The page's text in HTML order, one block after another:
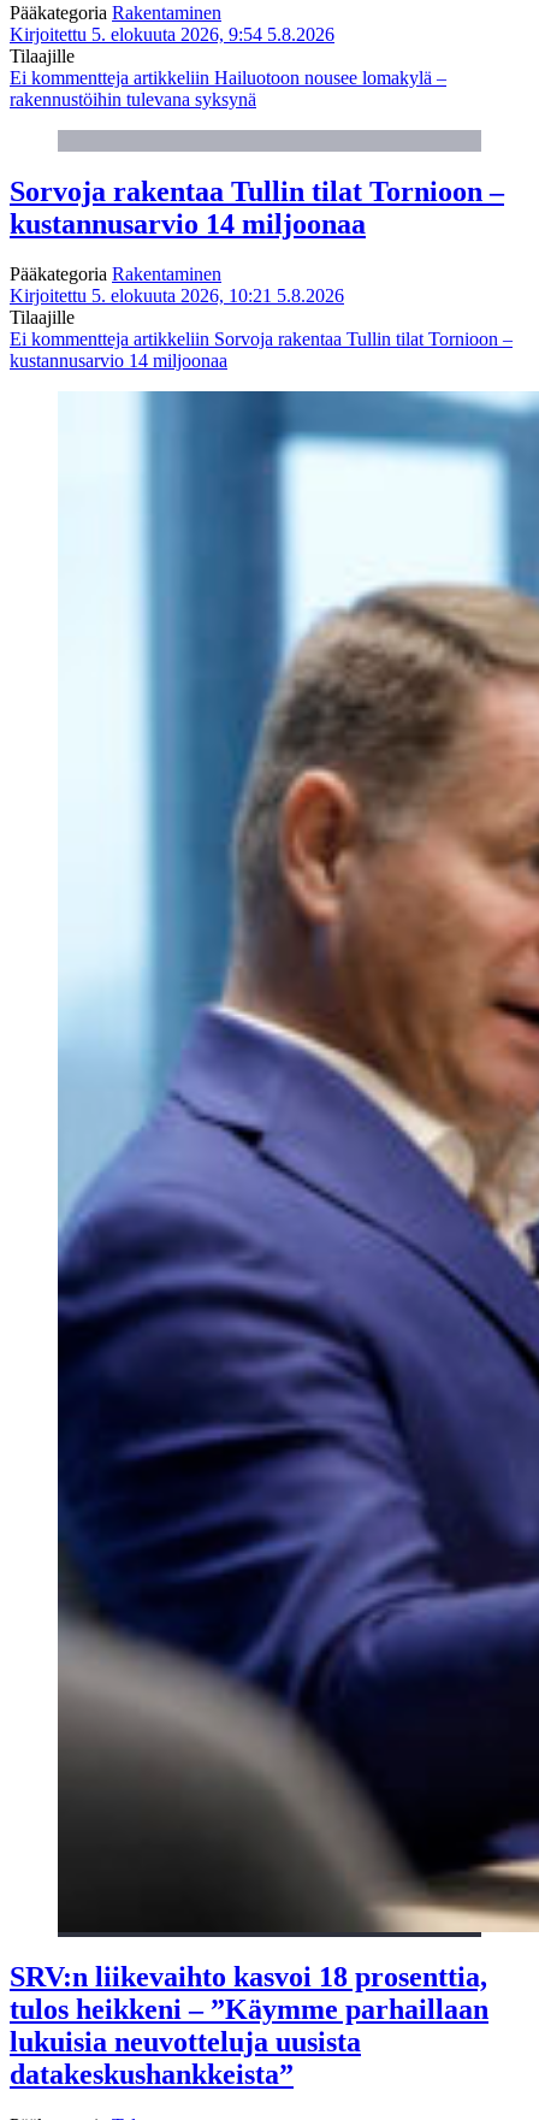
Pääkategoria Rakentaminen
Kirjoitettu 5. elokuuta 2026, 9:54 5.8.2026
Tilaajille
Ei kommentteja artikkeliin Hailuotoon nousee lomakylä –
rakennustöihin tulevana syksynä
Sorvoja rakentaa Tullin tilat Tornioon –
kustannusarvio 14 miljoonaa
Pääkategoria Rakentaminen
Kirjoitettu 5. elokuuta 2026, 10:21 5.8.2026
Tilaajille
Ei kommentteja artikkeliin Sorvoja rakentaa Tullin tilat Tornioon –
kustannusarvio 14 miljoonaa
SRV:n liikevaihto kasvoi 18 prosenttia,
tulos heikkeni – ”Käymme parhaillaan
lukuisia neuvotteluja uusista
datakeskushankkeista”